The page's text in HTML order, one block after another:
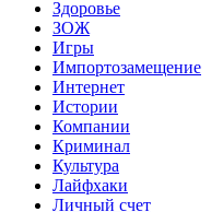
Здоровье
ЗОЖ
Игры
Импортозамещение
Интернет
Истории
Компании
Криминал
Культура
Лайфхаки
Личный счет